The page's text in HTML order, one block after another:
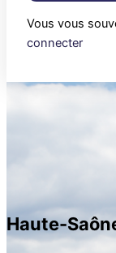
Vous vous
connecter
Haute-